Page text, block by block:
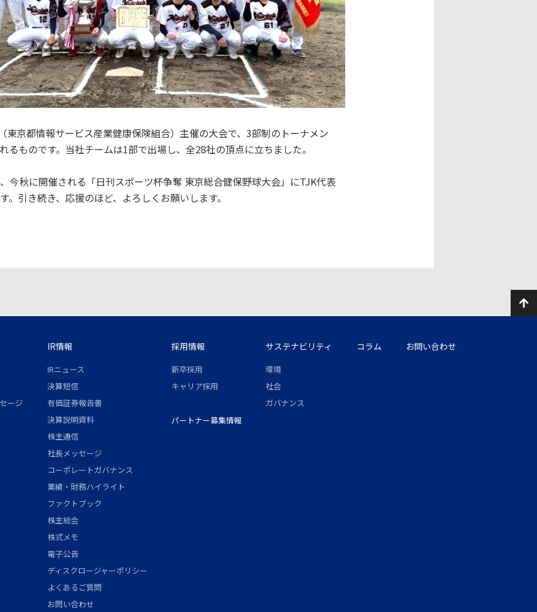
東京都情報サービス産業健康保険組合）主催の大会で、3部制のトーナメン
るものです。当社チームは1部で出場し、全28社の頂点に立ちました。
秋に開催される「日刊スポーツ杯争奪 東京総合健保野球大会」にTJK代表
。引き続き、応援のほど、よろしくお願いします。
ージ
IR情報
IRニュース
決算短信
有価証券報告書
決算説明資料
株主通信
社長メッセージ
コーポレートガバナンス
業績・財務ハイライト
ファクトブック
株主総会
株式メモ
電子公告
ディスクロージャーポリシー
よくあるご質問
お問い合わせ
採用情報
新卒採用
キャリア採用
パートナー募集情報
サステナビリティ
環境
社会
ガバナンス
コラム お問い合わせ